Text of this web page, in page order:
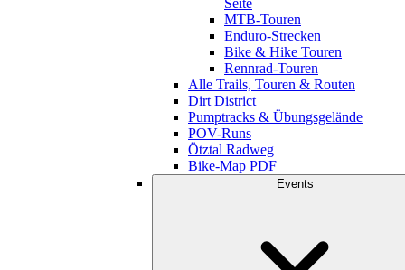
Seite
MTB-Touren
Enduro-Strecken
Bike & Hike Touren
Rennrad-Touren
Alle Trails, Touren & Routen
Dirt District
Pumptracks & Übungsgelände
POV-Runs
Ötztal Radweg
Bike-Map PDF
Events